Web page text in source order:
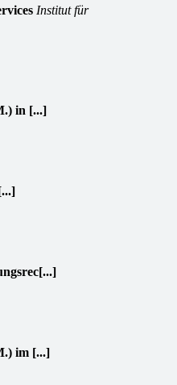
Institut für
in [...]
im [...]